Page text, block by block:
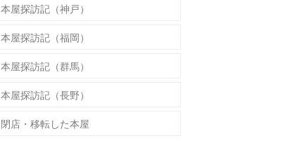
本屋探訪記（神戸）
本屋探訪記（福岡）
本屋探訪記（群馬）
本屋探訪記（長野）
閉店・移転した本屋